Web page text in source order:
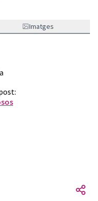
Imatges
Montserrat